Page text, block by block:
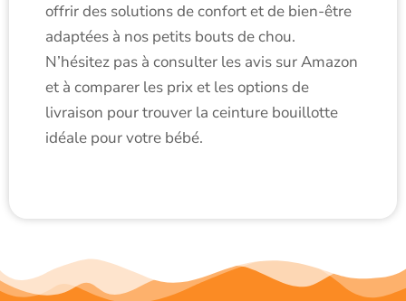
offrir des solutions de confort et de bien-être
adaptées à nos petits bouts de chou.
N’hésitez pas à consulter les avis sur Amazon
et à comparer les prix et les options de
livraison pour trouver la ceinture bouillotte
idéale pour votre bébé.